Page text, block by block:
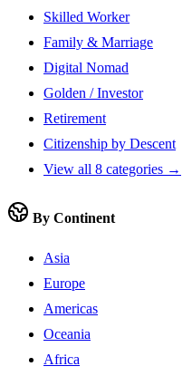
Skilled Worker
Family & Marriage
Digital Nomad
Golden / Investor
Retirement
Citizenship by Descent
View all 8 categories →
By Continent
Asia
Europe
Americas
Oceania
Africa